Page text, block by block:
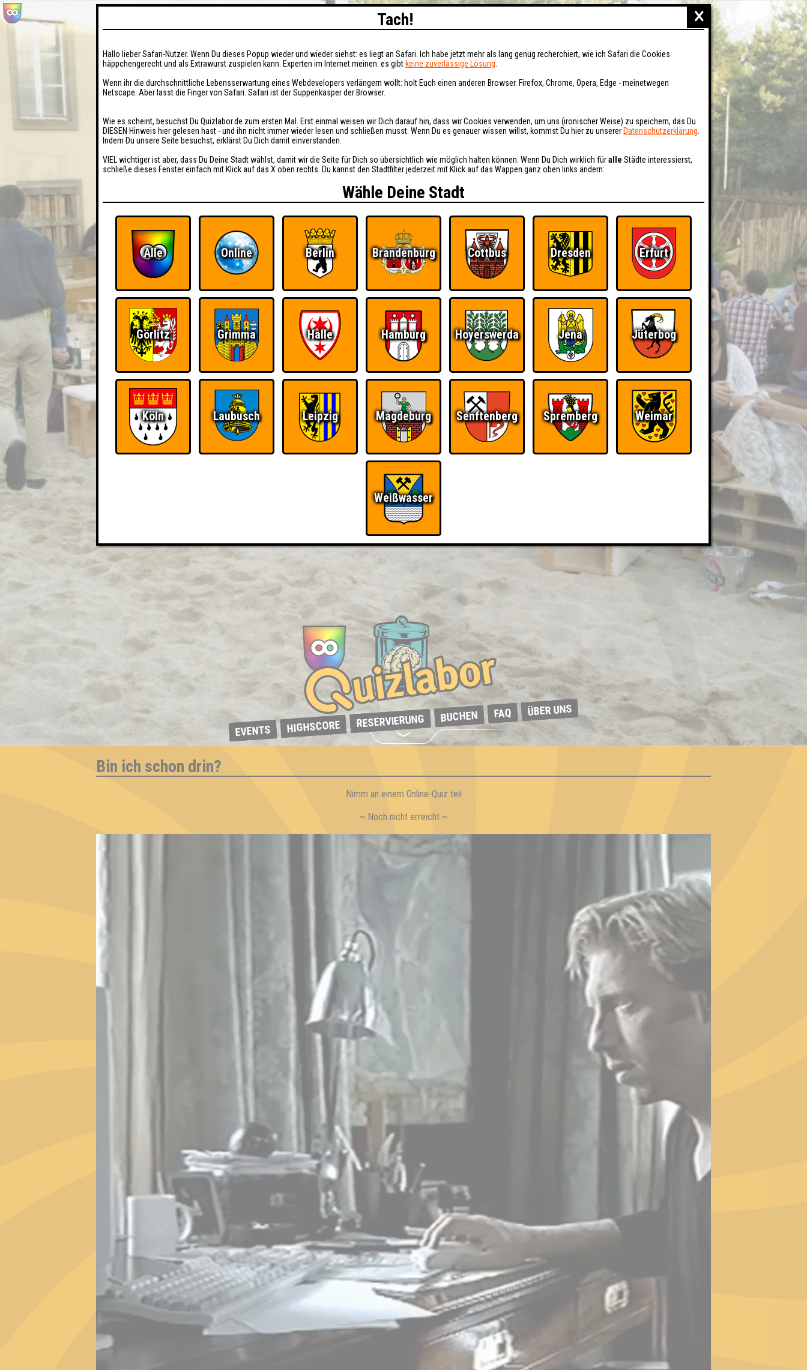
EVENTS HIGHSCORE RESERVIERUNG BUCHEN FAQ ÜBER UNS
Bin ich schon drin?
Nimm an einem Online-Quiz teil
~ Noch nicht erreicht ~
×
Tach!
Hallo lieber Safari-Nutzer. Wenn Du dieses Popup wieder und wieder siehst: es liegt an Safari. Ich habe jetzt mehr als lang genug recherchiert, wie ich Safari die Cookies
häppchengerecht und als Extrawurst zuspielen kann. Experten im Internet meinen: es gibt keine zuverlässige Lösung
Wenn ihr die durchschnittliche Lebensserwartung eines Webdevelopers verlängern wollt: holt Euch einen anderen Browser. Firefox, Chrome, Opera, Edge - meinetwegen
Netscape. Aber lasst die Finger von Safari. Safari ist der Suppenkasper der Browser.
Wie es scheint, besuchst Du Quizlabor.de zum ersten Mal. Erst einmal weisen wir Dich darauf hin, dass wir Cookies verwenden, um uns (ironischer Weise) zu speichern, das Du
DIESEN Hinweis hier gelesen hast - und ihn nicht immer wieder lesen und schließen musst. Wenn Du es genauer wissen willst, kommst Du hier zu unserer Datenschutzerklärung
Indem Du unsere Seite besuchst, erklärst Du Dich damit einverstanden.
VIEL wichtiger ist aber, dass Du Deine Stadt wählst, damit wir die Seite für Dich so übersichtlich wie möglich halten können. Wenn Du Dich wirklich füralle Städte interessierst,
schließe dieses Fenster einfach mit Klick auf das X oben rechts. Du kannst den Stadtfilter jederzeit mit Klick auf das Wappen ganz oben links ändern:
Wähle Deine Stadt
Alle Online Berlin Brandenburg Cottbus Dresden Erfurt
Görlitz Grimma Halle Hamburg Hoyerswerda Jena Jüterbog
Köln Laubusch Leipzig Magdeburg Senftenberg Spremberg Weimar
Weißwasser